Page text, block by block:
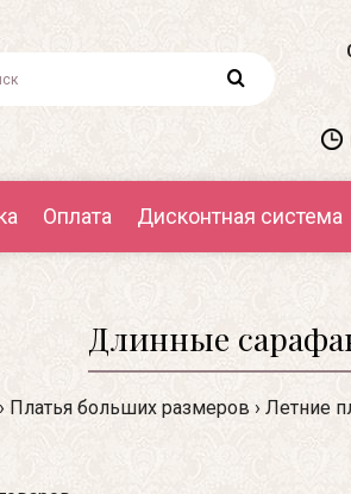
Оплата Дисконтная система
Длинные
Платья больших размеров Летние